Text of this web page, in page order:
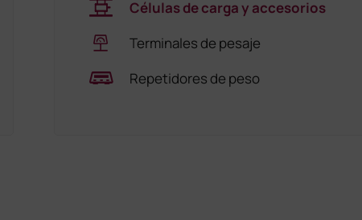
Células de carga y accesorios
Terminales de pesaje
Repetidores de peso